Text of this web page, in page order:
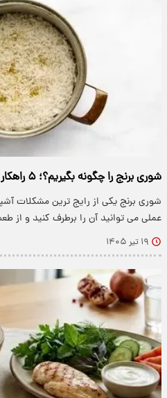
شوری برنج را چگونه بگیریم؟؛ ۵ راهکار برای رفع شوری برنج
عملی می توانید آن را برطرف کنید و از
۱۹ تیر ۱۴۰۵